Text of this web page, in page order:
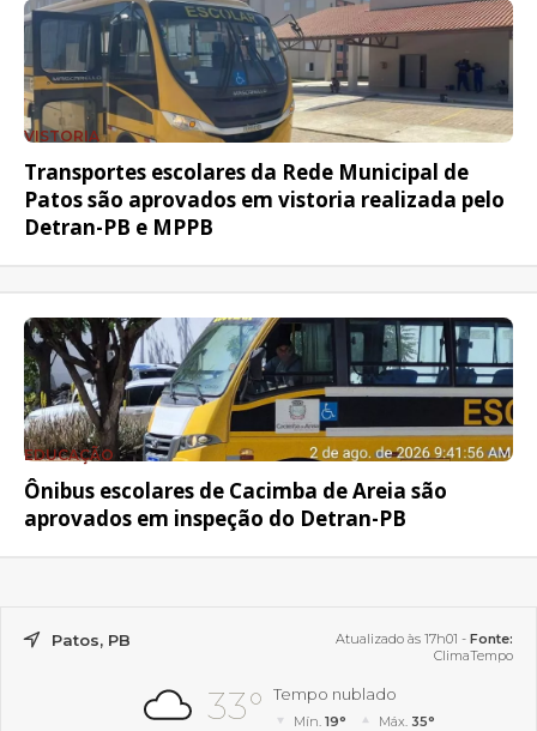
VISTORIA
Transportes escolares da Rede Municipal de
Patos são aprovados em vistoria realizada pelo
Detran-PB e MPPB
EDUCAÇÃO
Ônibus escolares de Cacimba de Areia são
aprovados em inspeção do Detran-PB
Patos, PB Atualizado às 17h01 - Fonte:
ClimaTempo
33° Tempo nublado
Mín.19° Máx. 35°